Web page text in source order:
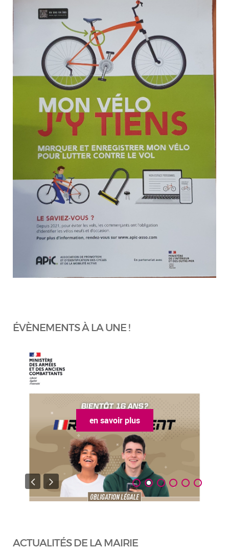
ÉVÈNEMENTS À LA UNE !
en savoir plus
ACTUALITÉS DE LA MAIRIE